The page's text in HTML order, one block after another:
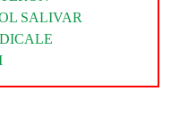
SALIVAR